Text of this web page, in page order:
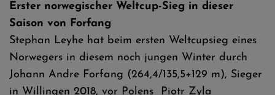
Erster norwegischer Weltcup-Sieg in dieser
Saison von Forfang
Stephan Leyhe hat beim ersten Weltcupsieg eines
Norwegers in diesem noch jungen Winter durch
Johann Andre Forfang (264,4/135,5+129 m), Sieger
in Willingen 2018, vor Polens Piotr Zyla